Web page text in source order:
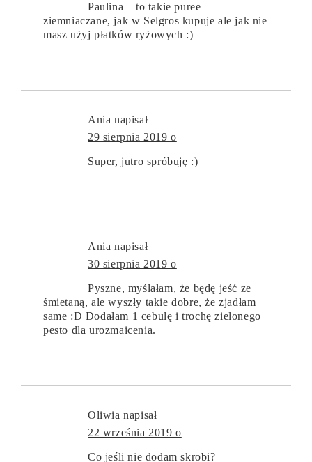
Paulina – to takie puree
ziemniaczane, jak w Selgros kupuje ale jak nie
masz użyj płatków ryżowych :)
Ania napisał
29 sierpnia 2019 o
Super, jutro spróbuję :)
Ania napisał
30 sierpnia 2019 o
Pyszne, myślałam, że będę jeść ze
śmietaną, ale wyszły takie dobre, że zjadłam
same :D Dodałam 1 cebulę i trochę zielonego
pesto dla urozmaicenia.
Oliwia napisał
22 września 2019 o
Co jeśli nie dodam skrobi?